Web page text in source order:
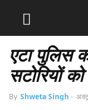
एटा पुलिस
सटोरियों
By Shweta Singh -